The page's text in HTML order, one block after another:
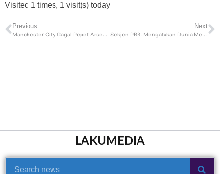
Visited 1 times, 1 visit(s) today
Previous
Manchester City Gagal Pepet Arsenal, Harry Kane Toreh Pencapaian Top Skor Terbanyak Klub
Next
Sekjen PBB, Mengatakan Dunia Menuju Perang Lebih Luas atau Telah Mendekati Konflik Global
LAKUMEDIA